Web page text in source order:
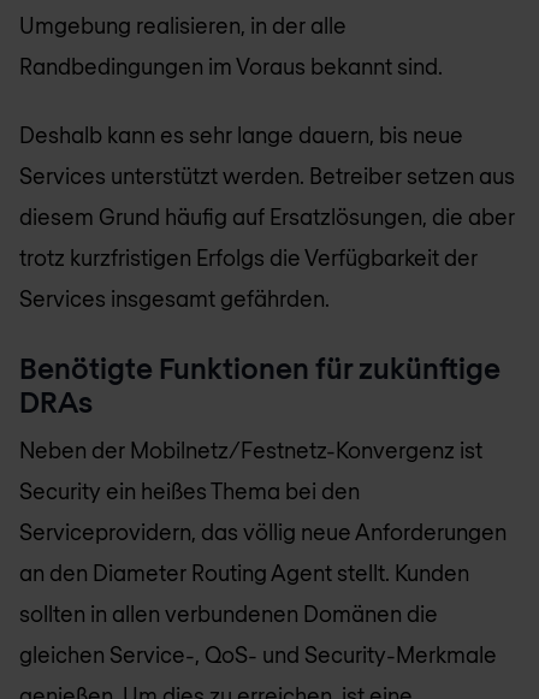
Umgebung realisieren, in der alle
Randbedingungen im Voraus bekannt sind.
Deshalb kann es sehr lange dauern, bis neue
Services unterstützt werden. Betreiber setzen aus
diesem Grund häufig auf Ersatzlösungen, die aber
trotz kurzfristigen Erfolgs die Verfügbarkeit der
Services insgesamt gefährden.
Benötigte Funktionen für zukünftige
DRAs
Neben der Mobilnetz/Festnetz-Konvergenz ist
Security ein heißes Thema bei den
Serviceprovidern, das völlig neue Anforderungen
an den Diameter Routing Agent stellt. Kunden
sollten in allen verbundenen Domänen die
gleichen Service-, QoS- und Security-Merkmale